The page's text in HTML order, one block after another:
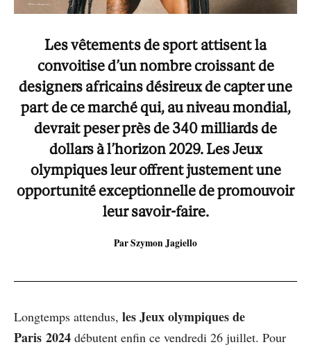
Les vêtements de sport attisent la
convoitise d’un nombre croissant de
designers africains désireux de capter une
part de ce marché qui, au niveau mondial,
devrait peser près de 340 milliards de
dollars à l’horizon 2029. Les Jeux
olympiques leur offrent justement une
opportunité exceptionnelle de promouvoir
leur savoir-faire.
Par Szymon Jagiello
Longtemps attendus, les Jeux olympiques de
Paris 2024 débutent enfin ce vendredi 26 juillet. Pour